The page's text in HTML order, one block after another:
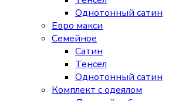
Однотонный сатин
Евро макси
Семейное
Сатин
Тенсел
Однотонный сатин
Комплект с одеялом